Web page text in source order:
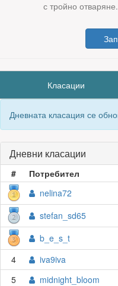
с тройно
Класации
Дневната класация се
Дневни класации
# Потребител
nelina72
stefan_sd65
b_e_s_t
4
iva9iva
5
midnight_bloom